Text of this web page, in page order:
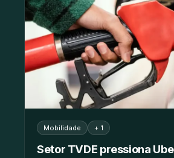
Mobilidade + 1
Setor TVDE pressiona